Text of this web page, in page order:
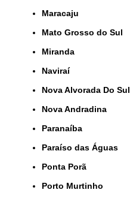
Maracaju
Mato Grosso do Sul
Miranda
Naviraí
Nova Alvorada Do Sul
Nova Andradina
Paranaíba
Paraíso das Águas
Ponta Porã
Porto Murtinho